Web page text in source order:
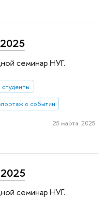
семинар НУГ.
студенты
о событии
25 марта 2025
семинар НУГ.